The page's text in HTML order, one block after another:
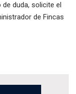
duda, solicite el
de Fincas